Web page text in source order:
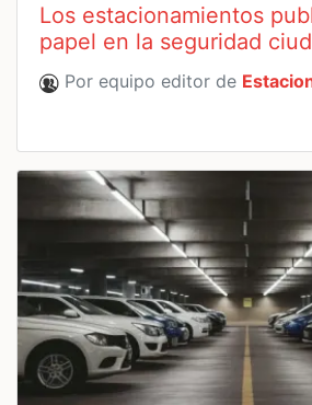
Los estacionamientos
papel en la seguridad
Por equipo editor de